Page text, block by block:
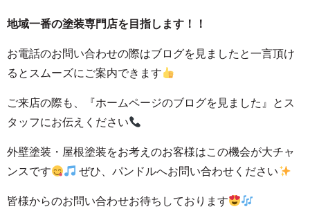
地域一番の塗装専門店を目指します！！
お電話のお問い合わせの際はブログを見ましたと一言頂け
るとスムーズにご案内できます
ご来店の際も、
『ホームページのブログを見ました』とス
タッフにお伝えください
外壁塗装・屋根塗装をお考えのお客様はこの機会が大チャ
ンスです
ぜひ、パンドルへお問い合わせください
皆様からのお問い合わせお待ちしております